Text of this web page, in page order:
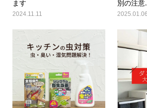
ます
2024.11.11
別の注意
2025.01.06